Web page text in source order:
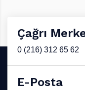
Çağrı
0 (216) 312 65 62
E-Posta